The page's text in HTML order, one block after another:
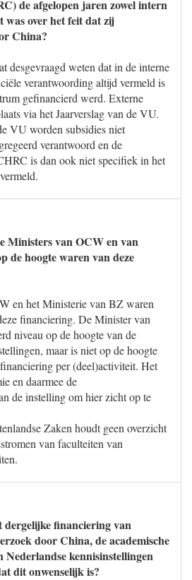
de afgelopen jaren zowel intern
over het feit dat zij
China?
desgevraagd weten dat in de interne
verantwoording altijd vermeld is
gefinancierd werd. Externe
via het Jaarverslag van de VU.
VU worden subsidies niet
verantwoord en de
is dan ook niet specifiek in het
Ministers van OCW en van
de hoogte waren van deze
en het Ministerie van BZ waren
financiering. De Minister van
niveau op de hoogte van de
maar is niet op de hoogte
per (deel)activiteit. Het
en daarmee de
de instelling om hier zicht op te
Zaken houdt geen overzicht
van faculteiten van
dergelijke financiering van
door China, de academische
kennisinstellingen
dit onwenselijk is?